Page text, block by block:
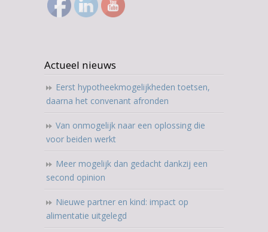
Actueel nieuws
Eerst hypotheekmogelijkheden toetsen,
daarna het convenant afronden
Van onmogelijk naar een oplossing die
voor beiden werkt
Meer mogelijk dan gedacht dankzij een
second opinion
Nieuwe partner en kind: impact op
alimentatie uitgelegd